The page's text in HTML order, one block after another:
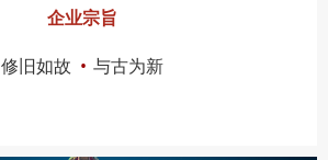
企业宗旨
修旧如故 • 与古为新